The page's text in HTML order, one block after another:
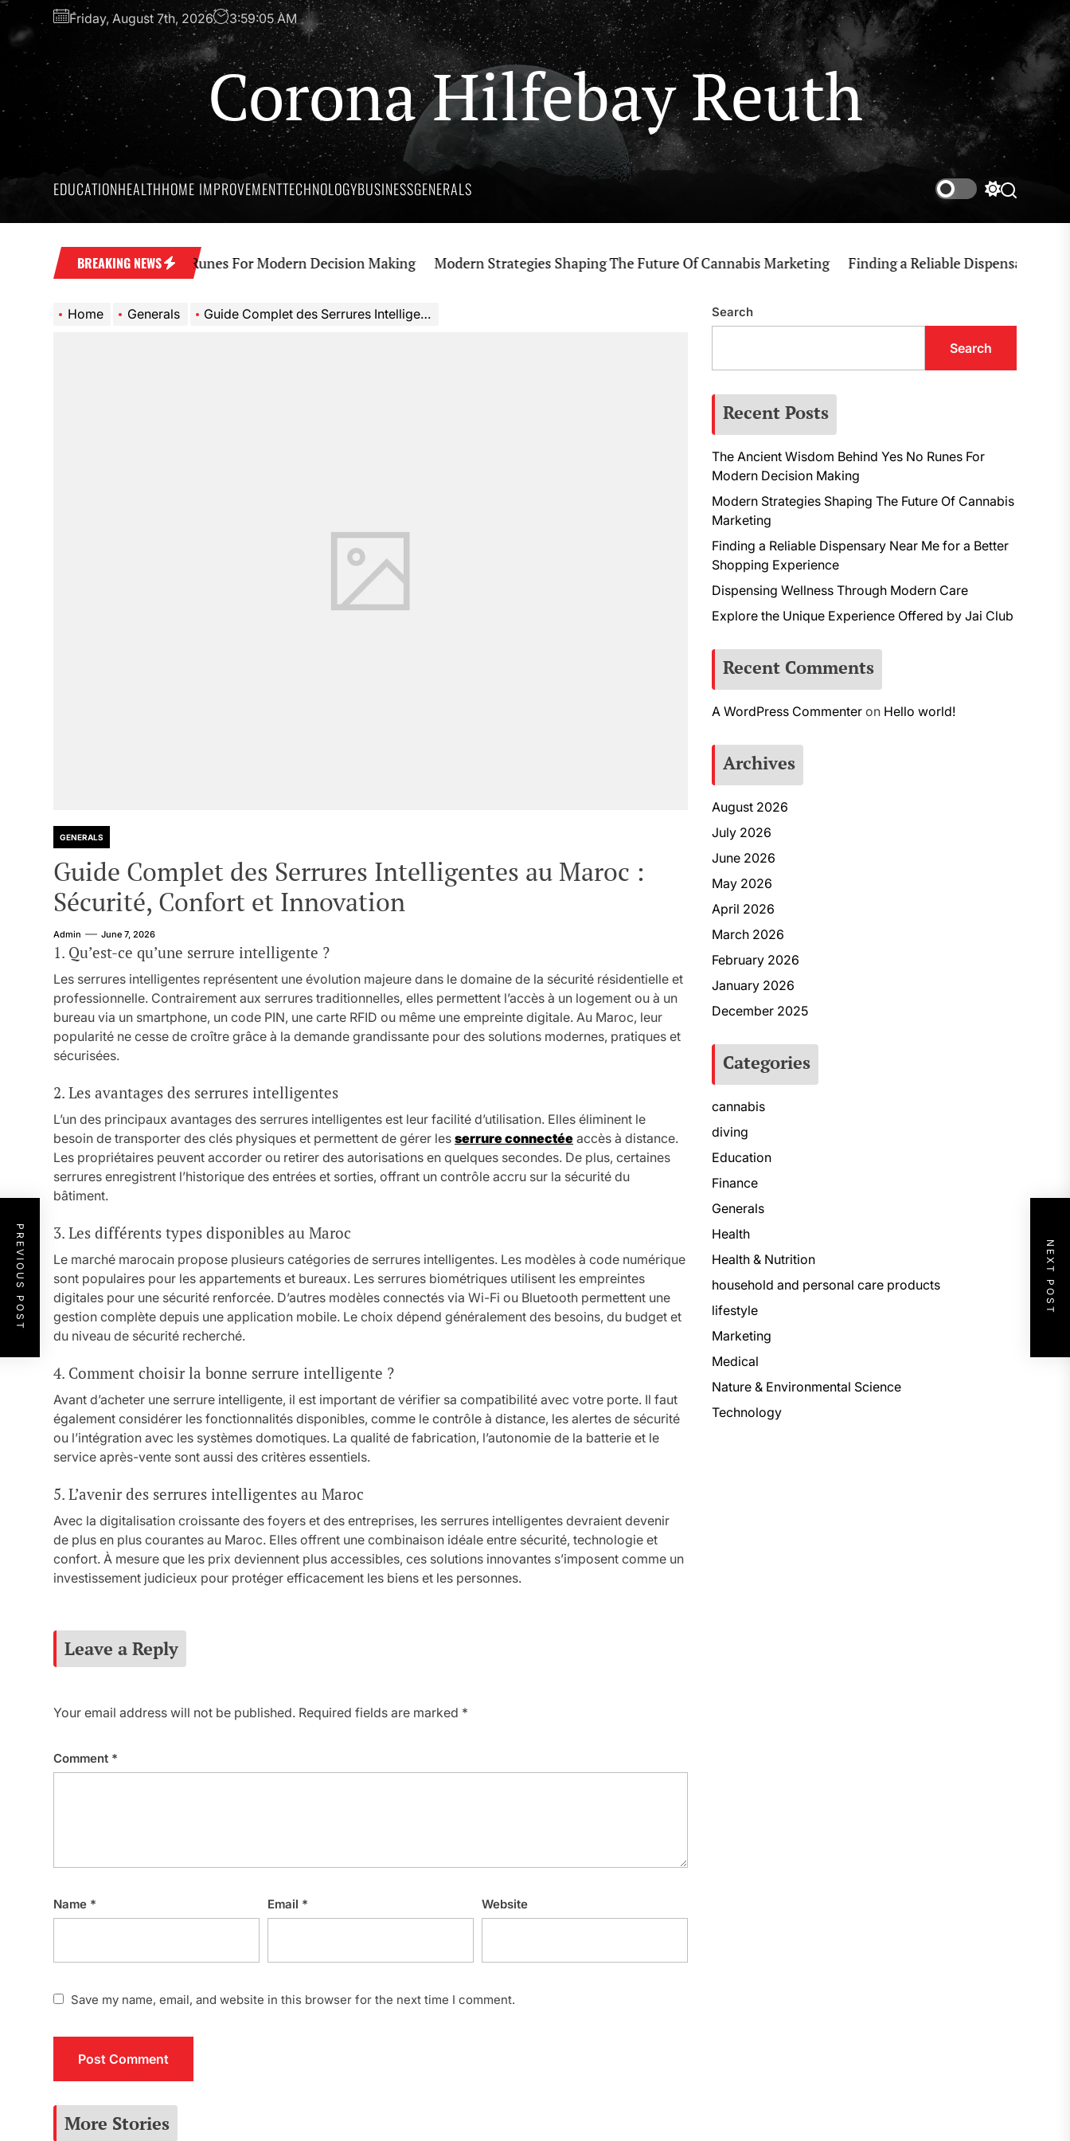
Skip
content
Friday, August 7th, 2026 3:59:06 AM
Corona Hilfebay Reuth
EDUCATIONHEALTHHOME IMPROVEMENTTECHNOLOGYBUSINESSGENERALS
SwitchSearch
BREAKING NEWS
Behind Yes No Runes For Modern Decision Making Modern Strategies Shaping The Future Of Cannabis Marketing Finding a Reliable Dispensary Near Me
Home Generals Guide Complet des Serrures Intelligentes au Maroc : Sécurité, Confort et Innovation
GENERALS
Guide Complet des Serrures Intelligentes au Maroc :
Sécurité, Confort et Innovation
Admin June 7, 2026
1. Qu’est-ce qu’une serrure intelligente ?
Les serrures intelligentes représentent une évolution majeure dans le domaine de la sécurité résidentielle et
professionnelle. Contrairement aux serrures traditionnelles, elles permettent l’accès à un logement ou à un
bureau via un smartphone, un code PIN, une carte RFID ou même une empreinte digitale. Au Maroc, leur
popularité ne cesse de croître grâce à la demande grandissante pour des solutions modernes, pratiques et
sécurisées.
2. Les avantages des serrures intelligentes
L’un des principaux avantages des serrures intelligentes est leur facilité d’utilisation. Elles éliminent le
besoin de transporter des clés physiques et permettent de gérer les serrure connectée accès à distance.
Les propriétaires peuvent accorder ou retirer des autorisations en quelques secondes. De plus, certaines
serrures enregistrent l’historique des entrées et sorties, offrant un contrôle accru sur la sécurité du
bâtiment.
3. Les différents types disponibles au Maroc
Le marché marocain propose plusieurs catégories de serrures intelligentes. Les modèles à code numérique
sont populaires pour les appartements et bureaux. Les serrures biométriques utilisent les empreintes
digitales pour une sécurité renforcée. D’autres modèles connectés via Wi-Fi ou Bluetooth permettent une
gestion complète depuis une application mobile. Le choix dépend généralement des besoins, du budget et
du niveau de sécurité recherché.
4. Comment choisir la bonne serrure intelligente ?
Avant d’acheter une serrure intelligente, il est important de vérifier sa compatibilité avec votre porte. Il faut
également considérer les fonctionnalités disponibles, comme le contrôle à distance, les alertes de sécurité
ou l’intégration avec les systèmes domotiques. La qualité de fabrication, l’autonomie de la batterie et le
service après-vente sont aussi des critères essentiels.
5. L’avenir des serrures intelligentes au Maroc
Avec la digitalisation croissante des foyers et des entreprises, les serrures intelligentes devraient devenir
de plus en plus courantes au Maroc. Elles offrent une combinaison idéale entre sécurité, technologie et
confort. À mesure que les prix deviennent plus accessibles, ces solutions innovantes s’imposent comme un
investissement judicieux pour protéger efficacement les biens et les personnes.
Leave a Reply
Your email address will not be published. Required fields are marked *
Comment *
Name * Email * Website
Save my name, email, and website in this browser for the next time I comment.
PREVIOUS POST NEXT POST
More Stories
Search
Search
Recent Posts
The Ancient Wisdom Behind Yes No Runes For
Modern Decision Making
Modern Strategies Shaping The Future Of Cannabis
Marketing
Finding a Reliable Dispensary Near Me for a Better
Shopping Experience
Dispensing Wellness Through Modern Care
Explore the Unique Experience Offered by Jai Club
Recent Comments
A WordPress Commenteron Hello world!
Archives
August 2026
July 2026
June 2026
May 2026
April 2026
March 2026
February 2026
January 2026
December 2025
Categories
cannabis
diving
Education
Finance
Generals
Health
Health & Nutrition
household and personal care products
lifestyle
Marketing
Medical
Nature & Environmental Science
Technology